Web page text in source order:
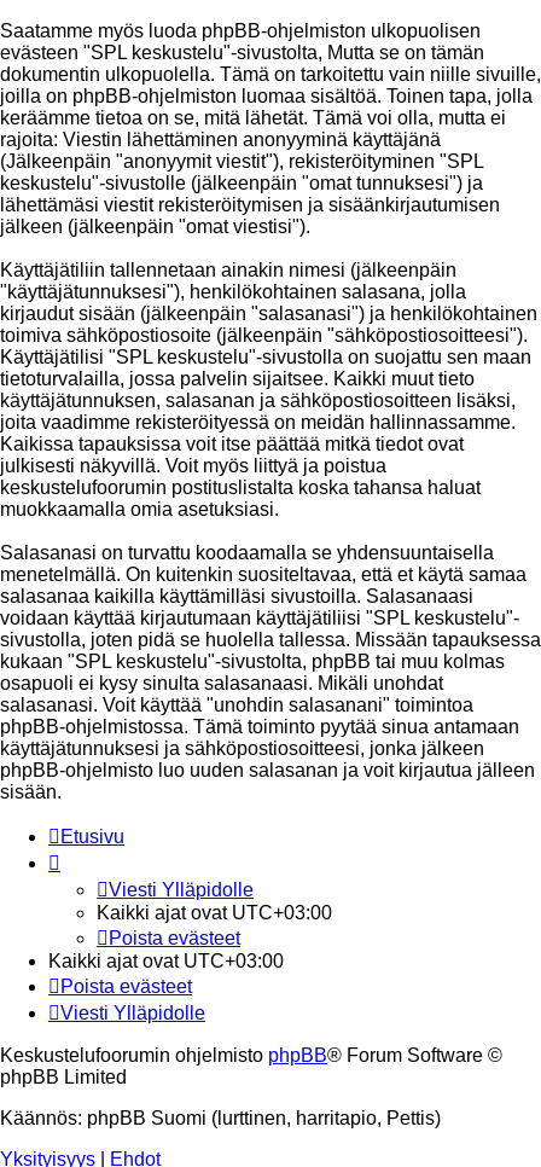
Saatamme myös luoda phpBB-ohjelmiston ulkopuolisen
evästeen "SPL keskustelu"-sivustolta, Mutta se on tämän
dokumentin ulkopuolella. Tämä on tarkoitettu vain niille sivuille,
joilla on phpBB-ohjelmiston luomaa sisältöä. Toinen tapa, jolla
keräämme tietoa on se, mitä lähetät. Tämä voi olla, mutta ei
rajoita: Viestin lähettäminen anonyyminä käyttäjänä
(Jälkeenpäin "anonyymit viestit"), rekisteröityminen "SPL
keskustelu"-sivustolle (jälkeenpäin "omat tunnuksesi") ja
lähettämäsi viestit rekisteröitymisen ja sisäänkirjautumisen
jälkeen (jälkeenpäin "omat viestisi").
Käyttäjätiliin tallennetaan ainakin nimesi (jälkeenpäin
"käyttäjätunnuksesi"), henkilökohtainen salasana, jolla
kirjaudut sisään (jälkeenpäin "salasanasi") ja henkilökohtainen
toimiva sähköpostiosoite (jälkeenpäin "sähköpostiosoitteesi").
Käyttäjätilisi "SPL keskustelu"-sivustolla on suojattu sen maan
tietoturvalailla, jossa palvelin sijaitsee. Kaikki muut tieto
käyttäjätunnuksen, salasanan ja sähköpostiosoitteen lisäksi,
joita vaadimme rekisteröityessä on meidän hallinnassamme.
Kaikissa tapauksissa voit itse päättää mitkä tiedot ovat
julkisesti näkyvillä. Voit myös liittyä ja poistua
keskustelufoorumin postituslistalta koska tahansa haluat
muokkaamalla omia asetuksiasi.
Salasanasi on turvattu koodaamalla se yhdensuuntaisella
menetelmällä. On kuitenkin suositeltavaa, että et käytä samaa
salasanaa kaikilla käyttämilläsi sivustoilla. Salasanaasi
voidaan käyttää kirjautumaan käyttäjätiliisi "SPL keskustelu"-
sivustolla, joten pidä se huolella tallessa. Missään tapauksessa
kukaan "SPL keskustelu"-sivustolta, phpBB tai muu kolmas
osapuoli ei kysy sinulta salasanaasi. Mikäli unohdat
salasanasi. Voit käyttää "unohdin salasanani" toimintoa
phpBB-ohjelmistossa. Tämä toiminto pyytää sinua antamaan
käyttäjätunnuksesi ja sähköpostiosoitteesi, jonka jälkeen
phpBB-ohjelmisto luo uuden salasanan ja voit kirjautua jälleen
sisään.
Etusivu
Viesti Ylläpidolle
Kaikki ajat ovat UTC+03:00
Poista evästeet
Kaikki ajat ovat UTC+03:00
Poista evästeet
Viesti Ylläpidolle
Keskustelufoorumin ohjelmisto phpBB® Forum Software ©
phpBB Limited
Käännös: phpBB Suomi (lurttinen, harritapio, Pettis)
Yksityisyys
Ehdot